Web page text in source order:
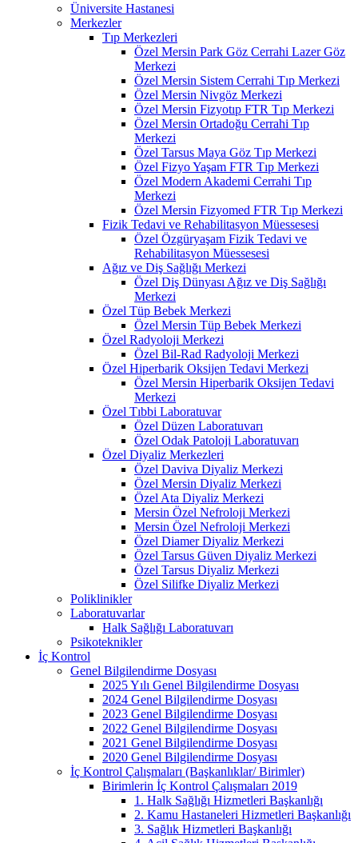
Üniversite Hastanesi
Merkezler
Tıp Merkezleri
Özel Mersin Park Göz Cerrahi Lazer Göz
Merkezi
Özel Mersin Sistem Cerrahi Tıp Merkezi
Özel Mersin Nivgöz Merkezi
Özel Mersin Fizyotıp FTR Tıp Merkezi
Özel Mersin Ortadoğu Cerrahi Tıp
Merkezi
Özel Tarsus Maya Göz Tıp Merkezi
Özel Fizyo Yaşam FTR Tıp Merkezi
Özel Modern Akademi Cerrahi Tıp
Merkezi
Özel Mersin Fizyomed FTR Tıp Merkezi
Fizik Tedavi ve Rehabilitasyon Müessesesi
Özel Özgüryaşam Fizik Tedavi ve
Rehabilitasyon Müessesesi
Ağız ve Diş Sağlığı Merkezi
Özel Diş Dünyası Ağız ve Diş Sağlığı
Merkezi
Özel Tüp Bebek Merkezi
Özel Mersin Tüp Bebek Merkezi
Özel Radyoloji Merkezi
Özel Bil-Rad Radyoloji Merkezi
Özel Hiperbarik Oksijen Tedavi Merkezi
Özel Mersin Hiperbarik Oksijen Tedavi
Merkezi
Özel Tıbbi Laboratuvar
Özel Düzen Laboratuvarı
Özel Odak Patoloji Laboratuvarı
Özel Diyaliz Merkezleri
Özel Daviva Diyaliz Merkezi
Özel Mersin Diyaliz Merkezi
Özel Ata Diyaliz Merkezi
Mersin Özel Nefroloji Merkezi
Mersin Özel Nefroloji Merkezi
Özel Diamer Diyaliz Merkezi
Özel Tarsus Güven Diyaliz Merkezi
Özel Tarsus Diyaliz Merkezi
Özel Silifke Diyaliz Merkezi
Poliklinikler
Laboratuvarlar
Halk Sağlığı Laboratuvarı
Psikoteknikler
İç Kontrol
Genel Bilgilendirme Dosyası
2025 Yılı Genel Bilgilendirme Dosyası
2024 Genel Bilgilendirme Dosyası
2023 Genel Bilgilendirme Dosyası
2022 Genel Bilgilendirme Dosyası
2021 Genel Bilgilendirme Dosyası
2020 Genel Bilgilendirme Dosyası
İç Kontrol Çalışmaları (Başkanlıklar/ Birimler)
Birimlerin İç Kontrol Çalışmaları 2019
1. Halk Sağlığı Hizmetleri Başkanlığı
2. Kamu Hastaneleri Hizmetleri Başkanlığı
3. Sağlık Hizmetleri Başkanlığı